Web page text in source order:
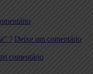
? Deixe um comentário
comentário